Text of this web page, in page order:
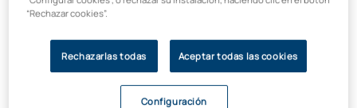
metabolismo y excreción de los nutrientes que contienen los
los nutrientes necesarios y los utiliza para el mantenimiento
funcionamiento adecuado de nuestro metabolismo.
“Rechazar cookies”.
Rechazarlas todas Aceptar todas las cookies
Configuración